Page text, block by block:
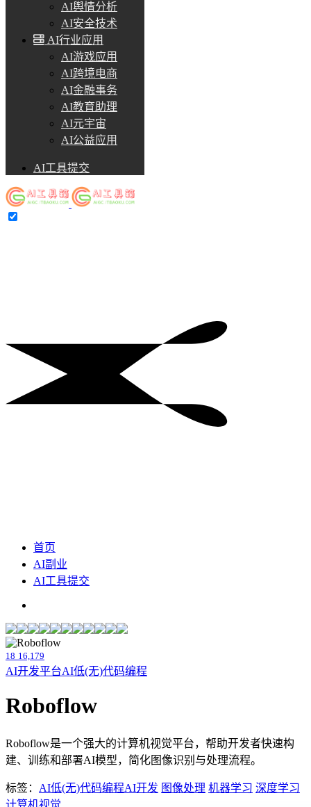
AI舆情分析
AI安全技术
AI行业应用
AI游戏应用
AI跨境电商
AI金融事务
AI教育助理
AI元宇宙
AI公益应用
AI工具提交
首页
AI副业
AI工具提交
18 16,179
AI开发平台AI低(无)代码编程
Roboflow
Roboflow是一个强大的计算机视觉平台，帮助开发者快速构
建、训练和部署AI模型，简化图像识别与处理流程。
标签： AI低(无)代码编程AI开发 图像处理 机器学习 深度学习
计算机视觉